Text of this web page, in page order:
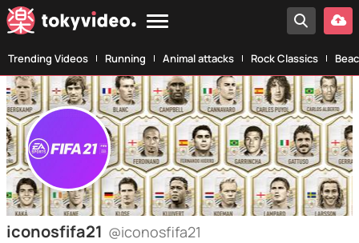
Trending Videos Running Animal attacks Rock Classics
iconosfifa21 @iconosfifa21